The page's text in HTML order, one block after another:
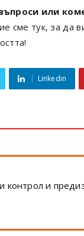
или
сме тук, за да
Linkedin
контрол и